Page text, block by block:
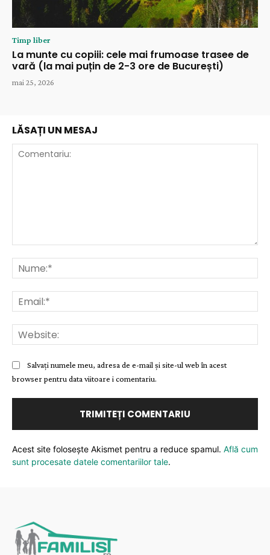
Timp liber
La munte cu copiii: cele mai frumoase trasee de
vară (la mai puțin de 2-3 ore de București)
mai 25, 2026
LĂSAȚI UN MESAJ
Salvați numele meu, adresa de e-mail și site-ul web în acest
browser pentru data viitoare i comentariu.
Acest site folosește Akismet pentru a reduce spamul. Află cum
sunt procesate datele comentariilor tale.